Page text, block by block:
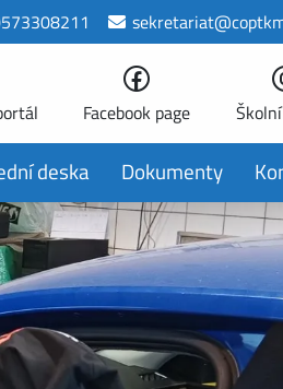
Facebook page
deska Dokumenty